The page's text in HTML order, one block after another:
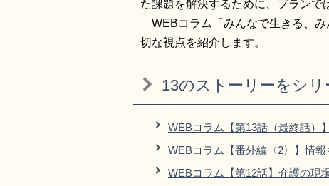
た課題を解決するために、プランで
WEBコラム「みんなで生きる、み
切な視点を紹介します。
13のストーリーをシリ
WEBコラム【第13話（最終話）
WEBコラム【番外編〈2〉】情
WEBコラム【第12話】介護の現